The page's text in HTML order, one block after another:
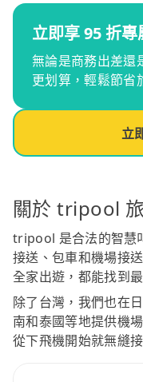
立即享 95 折專
無論是商務出差還
更划算，輕鬆節省
立
關於 tripool
tripool 是合法的智慧
接送、包車和機場接
全家出遊，都能找到
除了台灣，我們也在
南和泰國等地提供機
從下飛機開始就無縫